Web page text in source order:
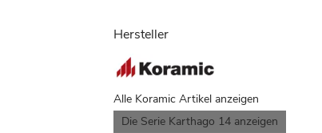
Hersteller
Alle Koramic Artikel anzeigen
Die Serie Karthago 14 anzeigen